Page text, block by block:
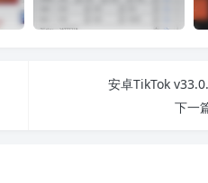
安卓TikTok
下一